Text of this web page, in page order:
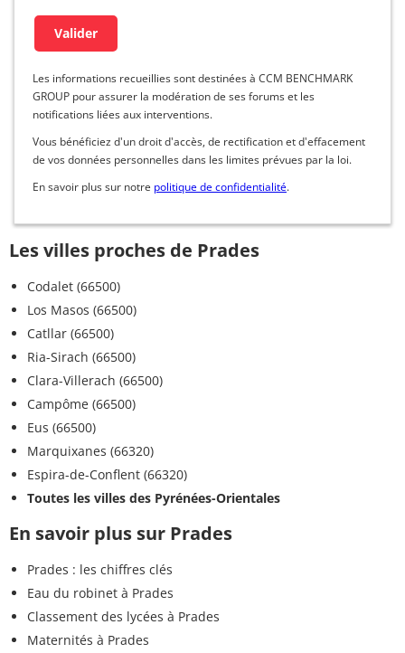
Les informations recueillies sont destinées à CCM BENCHMARK
GROUP pour assurer la modération de ses forums et les
notifications liées aux interventions.
Vous bénéficiez d'un droit d'accès, de rectification et d'effacement
de vos données personnelles dans les limites prévues par la loi.
En savoir plus sur notre politique de confidentialité.
Les villes proches de Prades
Codalet (66500)
Los Masos (66500)
Catllar (66500)
Ria-Sirach (66500)
Clara-Villerach (66500)
Campôme (66500)
Eus (66500)
Marquixanes (66320)
Espira-de-Conflent (66320)
Toutes les villes des Pyrénées-Orientales
En savoir plus sur Prades
Prades : les chiffres clés
Eau du robinet à Prades
Classement des lycées à Prades
Maternités à Prades